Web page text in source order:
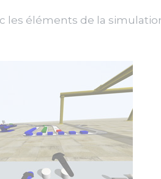
les éléments de la